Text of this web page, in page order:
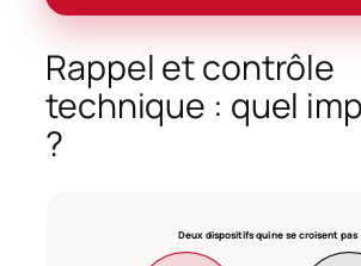
Rappel et contrôle
technique : quel
?
Deux dispositifs qui ne se croisent pas